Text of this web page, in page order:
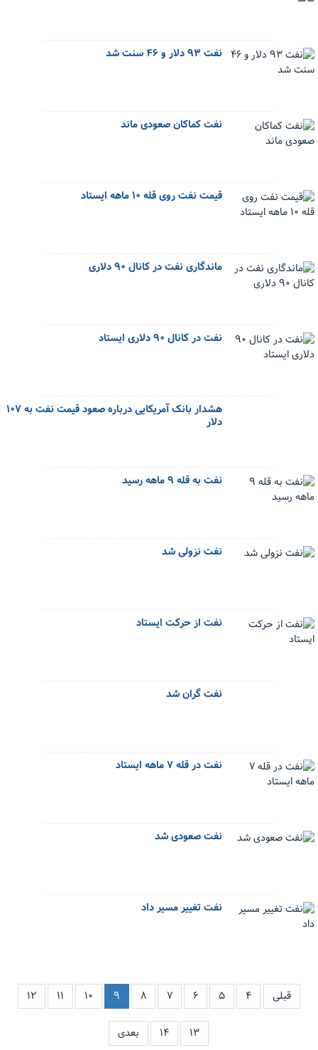
نفت ۹۳ دلار و ۴۶ سنت شد
نفت کماکان صعودی ماند
قیمت نفت روی قله ۱۰ ماهه ایستاد
ماندگاری نفت در کانال ۹۰ دلاری
نفت در کانال ۹۰ دلاری ایستاد
هشدار بانک آمریکایی درباره صعود قیمت نفت به ۱۰۷
دلار
نفت به قله ۹ ماهه رسید
نفت نزولی شد
نفت از حرکت ایستاد
نفت گران شد
نفت در قله ۷ ماهه ایستاد
نفت صعودی شد
نفت تغییر مسیر داد
قبلی ۴ ۵ ۶ ۷ ۸ ۹ ۱۰ ۱۱ ۱۲
۱۳ ۱۴ بعدی